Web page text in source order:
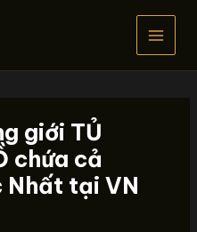
giới TỦ
chứa cả
Nhất tại VN